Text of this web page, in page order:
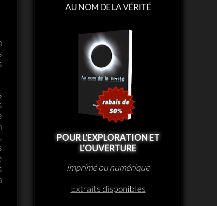
AU NOM DE LA VÉRITÉ
POUR L'EXPLORATION ET
L'OUVERTURE
Imprimé ou numérique
Extraits disponibles